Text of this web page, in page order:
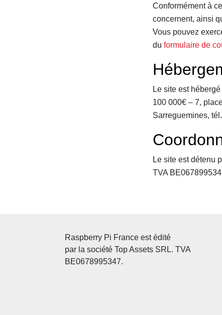
Conformément à
concernent, ainsi
Vous pouvez
du formulaire de
Le site est
100 000€ – 7,
Sarreguemines,
Le site est détenu
TVA
Raspberry Pi France est édité
par la société Top Assets SRL. TVA
BE0678995347.